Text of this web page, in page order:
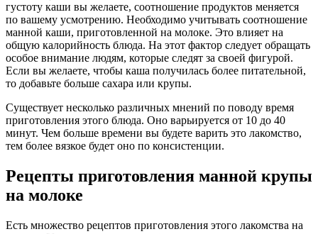
густоту каши вы желаете, соотношение продуктов меняется
по вашему усмотрению. Необходимо учитывать соотношение
манной каши, приготовленной на молоке. Это влияет на
общую калорийность блюда. На этот фактор следует обращать
особое внимание людям, которые следят за своей фигурой.
Если вы желаете, чтобы каша получилась более питательной,
то добавьте больше сахара или крупы.
Существует несколько различных мнений по поводу время
приготовления этого блюда. Оно варьируется от 10 до 40
минут. Чем больше времени вы будете варить это лакомство,
тем более вязкое будет оно по консистенции.
Рецепты приготовления манной крупы
на молоке
Есть множество рецептов приготовления этого лакомства на